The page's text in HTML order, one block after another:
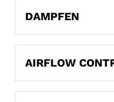
DAMPFEN
AIRFLOW